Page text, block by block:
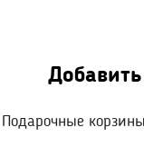
Добавить
Подарочные корзины